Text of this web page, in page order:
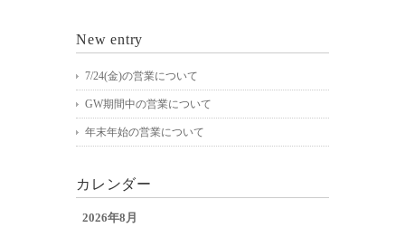
New entry
7/24(金)の営業について
GW期間中の営業について
年末年始の営業について
カレンダー
2026年8月